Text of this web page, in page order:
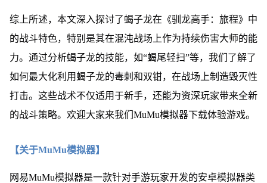
综上所述，本文深入探讨了蝎子龙在《驯龙高手：旅程》中
的战斗特色，特别是其在混沌战场上作为持续伤害大师的能
力。通过分析蝎子龙的技能，如“蝎尾轻扫”等，我们了解了
如何最大化利用蝎子龙的毒刺和双钳，在战场上制造毁灭性
打击。这些战术不仅适用于新手，还能为资深玩家带来全新
的战斗策略。欢迎大家来我们MuMu模拟器下载体验游戏。
【关于MuMu模拟器】
网易MuMu模拟器是一款针对手游玩家开发的安卓模拟器类